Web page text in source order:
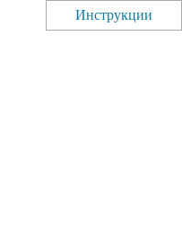
Инструкции